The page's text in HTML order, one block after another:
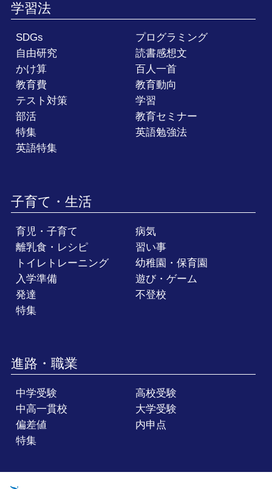
学習法
SDGs
プログラミング
自由研究
読書感想文
かけ算
百人一首
教育費
教育動向
テスト対策
学習
部活
教育セミナー
特集
英語勉強法
英語特集
子育て・生活
育児・子育て
病気
離乳食・レシピ
習い事
トイレトレーニング
幼稚園・保育園
入学準備
遊び・ゲーム
発達
不登校
特集
進路・職業
中学受験
高校受験
中高一貫校
大学受験
偏差値
内申点
特集